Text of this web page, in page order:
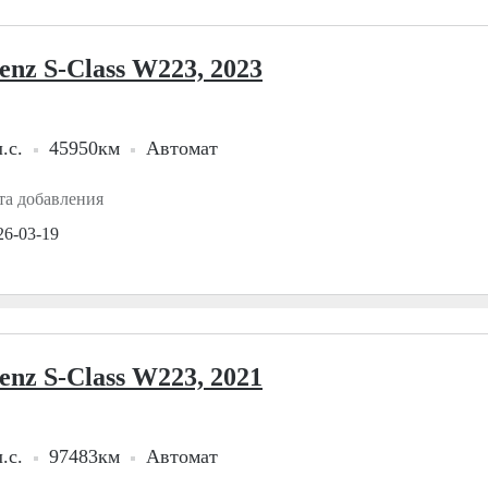
S-Class W223, 2023
45950км Автомат
добавления
03-19
S-Class W223, 2021
97483км Автомат